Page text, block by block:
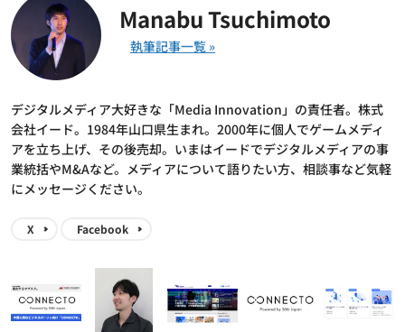
Manabu Tsuchimoto
デジタルメディア大好きな「Media Innovation」の責任者。株式
会社イード。1984年山口県生まれ。2000年に個人でゲームメディ
アを立ち上げ、その後売却。いまはイードでデジタルメディアの事
業統括やM&Aなど。メディアについて語りたい方、相談事など気軽
にメッセージください。
X Facebook